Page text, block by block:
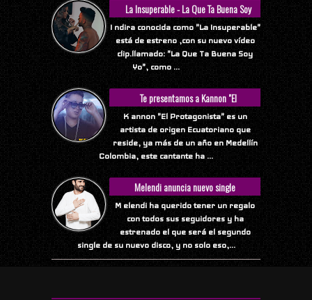
La Insuperable - La Que Ta Buena Soy
Yo
I ndira conocida como "La Insuperable"
está de estreno ,con su nuevo vídeo
clip.llamado: "La Que Ta Buena Soy
Yo", como ...
Te presentamos a Kannon "El
Protagonista"
K annon "El Protagonista" es un
artista de origen Ecuatoriano que
reside, ya más de un año en Medellín
Colombia, este cantante ha ...
Melendi anuncia nuevo single
M elendi ha querido tener un regalo
con todos sus seguidores y ha
estrenado el que será el segundo
single de su nuevo disco, y no solo eso,...